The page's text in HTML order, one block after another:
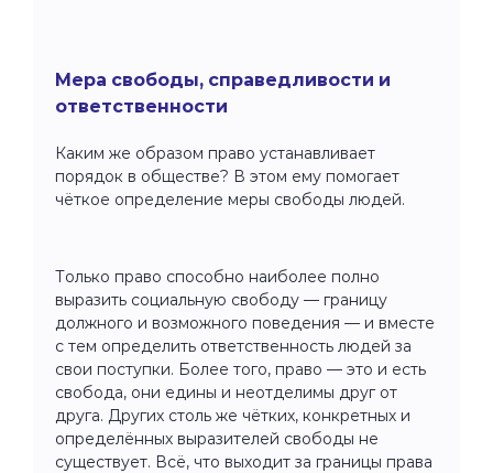
Мера свободы, справедливости и
ответственности
Каким же образом право устанавливает
порядок в обществе? В этом ему помогает
чёткое определение меры свободы людей.
Только право способно наиболее полно
выразить социальную свободу — границу
должного и возможного поведения — и вместе
с тем определить ответственность людей за
свои поступки. Более того, право — это и есть
свобода, они едины и неотделимы друг от
друга. Других столь же чётких, конкретных и
определённых выразителей свободы не
существует. Всё, что выходит за границы права